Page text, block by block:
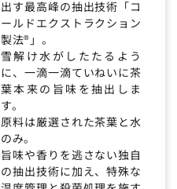
出す最高峰の抽出技術「コ
ールドエクストラクション
製法®」。
雪解け水がしたたるよう
に、一滴一滴ていねいに茶
葉本来の旨味を抽出しま
す。
原料は厳選された茶葉と水
のみ。
旨味や香りを逃さない独自
の抽出技術に加え、特殊な